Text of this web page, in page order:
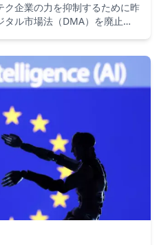
企業の力を抑制するために昨
ル市場法（DMA）を廃止す